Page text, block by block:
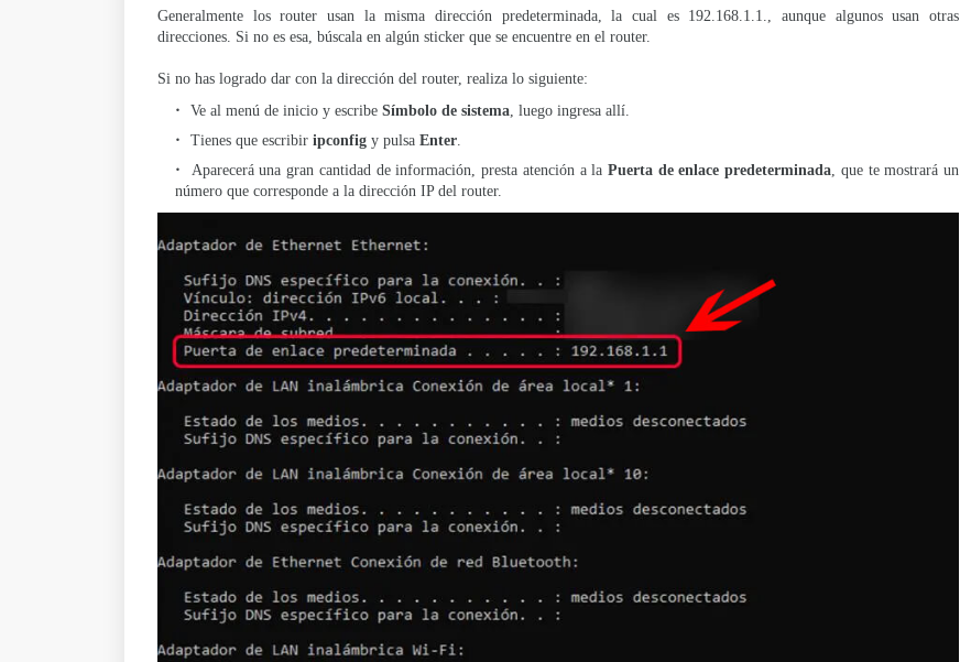
Generalmente los router usan la misma dirección predeterminada, la cual es 192.168.1.1., aunque algunos usan otras
direcciones. Si no es esa, búscala en algún sticker que se encuentre en el router.
Si no has logrado dar con la dirección del router, realiza lo siguiente:
Ve al menú de inicio y escribe Símbolo de sistema , luego ingresa allí.
Tienes que escribir ipconfig y pulsa Enter
Aparecerá una gran cantidad de información, presta atención a la Puerta de enlace predeterminada , que te mostrará un
número que corresponde a la dirección IP del router.